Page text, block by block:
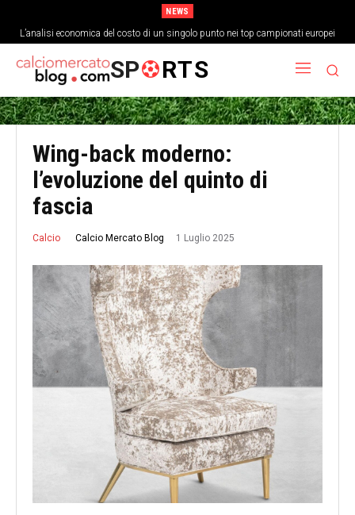
NEWS
L’analisi economica del costo di un singolo punto nei top campionati europei
Come la cultura del gioco corto ha cambiato la struttura fisica dei
centrocampisti
SP RTS
Wing-back moderno:
l’evoluzione del quinto di
fascia
Calcio Calcio Mercato Blog 1 Luglio 2025